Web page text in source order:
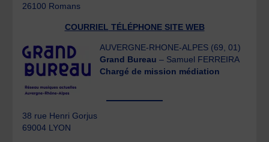
26100 Romans
COURRIEL TÉLÉPHONESITE WEB
AUVERGNE-RHONE-ALPES (69, 01)
Grand Bureau – Samuel FERREIRA
Chargé de mission médiation
38 rue Henri Gorjus
69004 LYON